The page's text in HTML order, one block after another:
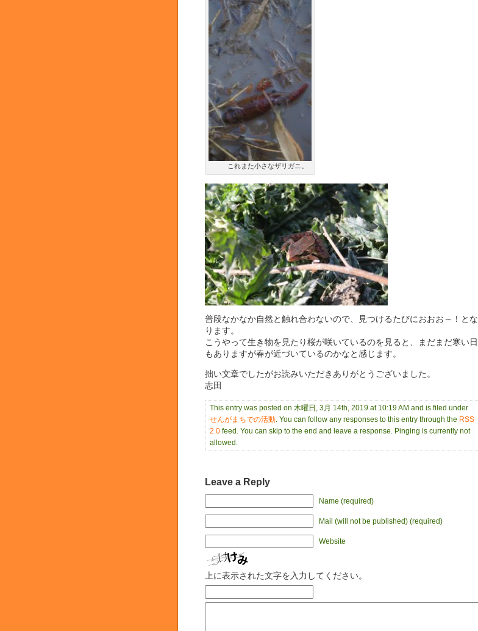
これまた小さなザリガニ。
普段なかなか自然と触れ合わないので、見つけるたびにおおお～！とな
ります。
こうやって生き物を見たり桜が咲いているのを見ると、まだまだ寒い日
もありますが春が近づいているのかなと感じます。
拙い文章でしたがお読みいただきありがとうございました。
志田
This entry was posted on 木曜日, 3月 14th, 2019 at 10:19 AM and is filed under
せんがまちでの活動 . You can follow any responses to this entry through the RSS
2.0 feed. You can skip to the end and leave a response. Pinging is currently not
allowed.
Leave a Reply
Name (required)
Mail (will not be published) (required)
Website
上に表示された文字を入力してください。